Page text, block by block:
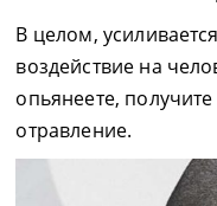
В целом,
воздействие на
опьянеете,
отравление.